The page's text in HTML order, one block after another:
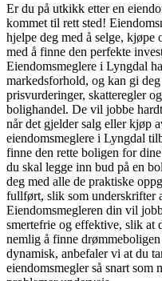
Er du på utkikk etter en
kommet til rett sted!
hjelpe deg med å selge, kjøpe
med å finne den perfekte
Eiendomsmeglere i Lyngdal
markedsforhold, og kan gi
prisvurderinger, skatteregler
bolighandel. De vil jobbe
når det gjelder salg eller kjøp
eiendomsmeglere i Lyngdal
finne den rette boligen for
du skal legge inn bud på en
deg med alle de praktiske
fullført, slik som underskrifter
Eiendomsmegleren din vil
smertefrie og effektive, slik at
nemlig å finne
dynamisk, anbefaler vi at du
eiendomsmegler så snart som